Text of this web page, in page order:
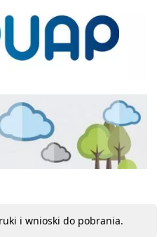
i wnioski do pobrania.